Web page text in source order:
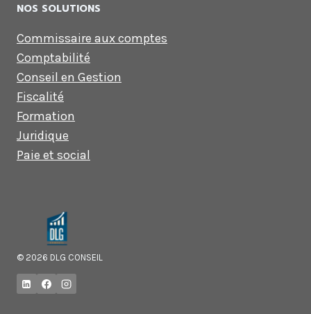
NOS SOLUTIONS
Commissaire aux comptes
Comptabilité
Conseil en Gestion
Fiscalité
Formation
Juridique
Paie et social
© 2026 DLG CONSEIL